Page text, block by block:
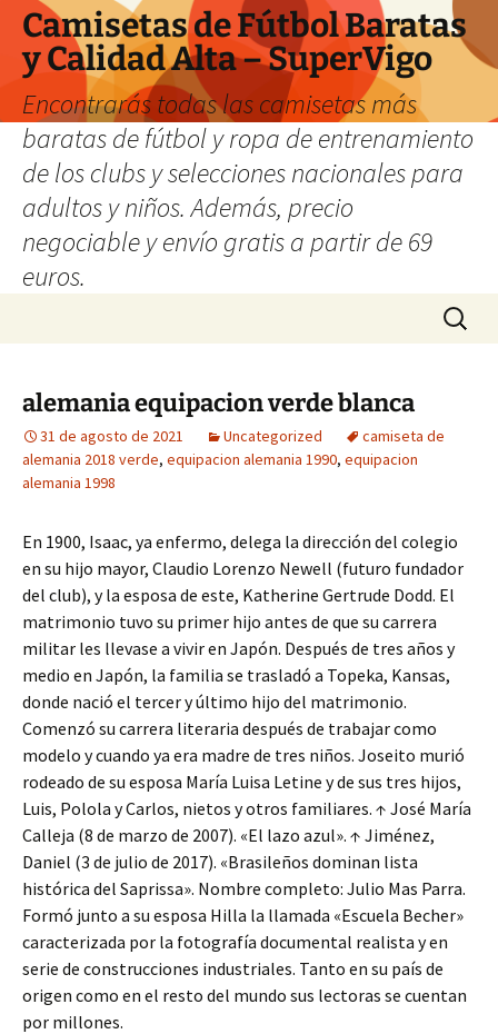
Camisetas de Fútbol Baratas
y Calidad Alta – SuperVigo
Encontrarás todas las camisetas más
baratas de fútbol y ropa de entrenamiento
de los clubs y selecciones nacionales para
adultos y niños. Además, precio
negociable y envío gratis a partir de 69
euros.
Buscar:
alemania equipacion verde blanca
31 de agosto de 2021 Uncategorized
camiseta de
alemania 2018 verde, equipacion alemania 1990, equipacion
alemania 1998
En 1900, Isaac, ya enfermo, delega la dirección del colegio
en su hijo mayor, Claudio Lorenzo Newell (futuro fundador
del club), y la esposa de este, Katherine Gertrude Dodd. El
matrimonio tuvo su primer hijo antes de que su carrera
militar les llevase a vivir en Japón. Después de tres años y
medio en Japón, la familia se trasladó a Topeka, Kansas,
donde nació el tercer y último hijo del matrimonio.
Comenzó su carrera literaria después de trabajar como
modelo y cuando ya era madre de tres niños. Joseito murió
rodeado de su esposa María Luisa Letine y de sus tres hijos,
Luis, Polola y Carlos, nietos y otros familiares. ↑ José María
Calleja (8 de marzo de 2007). «El lazo azul». ↑ Jiménez,
Daniel (3 de julio de 2017). «Brasileños dominan lista
histórica del Saprissa». Nombre completo: Julio Mas Parra.
Formó junto a su esposa Hilla la llamada «Escuela Becher»
caracterizada por la fotografía documental realista y en
serie de construcciones industriales. Tanto en su país de
origen como en el resto del mundo sus lectoras se cuentan
por millones.